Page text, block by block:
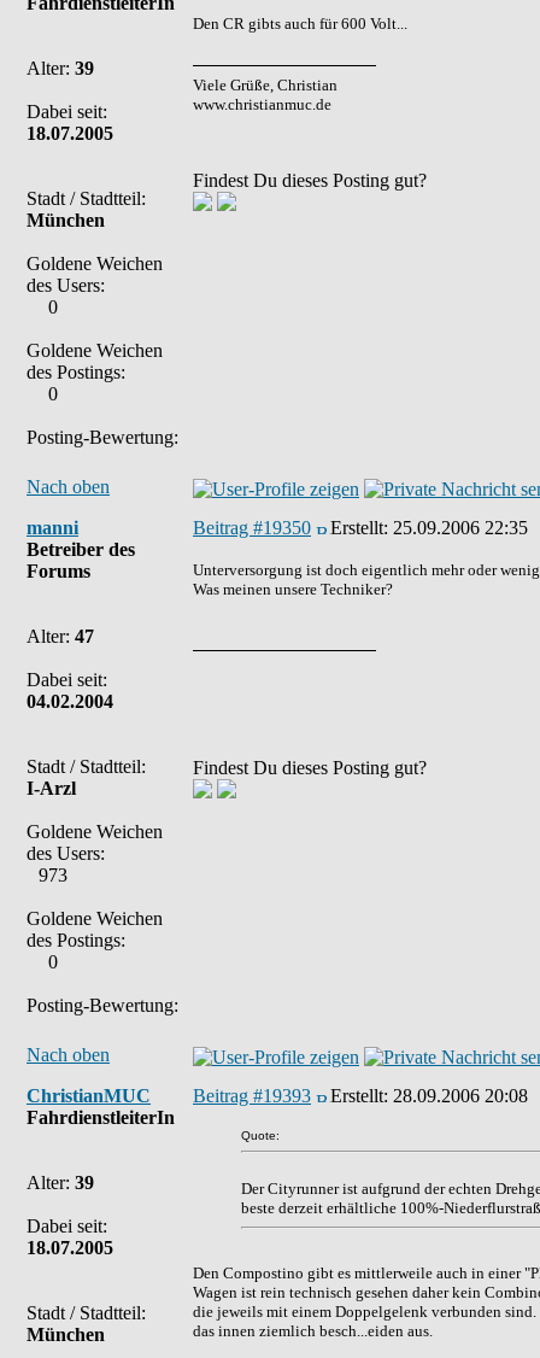
Alter: 39
Dabei seit:
18.07.2005
Stadt / Stadtteil:
München
Goldene Weichen
des Users:
0
Goldene Weichen
des Postings:
0
Posting-Bewertung:
Den CR gibts auch für 600 Volt...
Viele Grüße, Christian
www.christianmuc.de
Findest Du dieses Posting gut?
Nach oben
manni
Betreiber des
Forums
Alter: 47
Dabei seit:
04.02.2004
Stadt / Stadtteil:
I-Arzl
Goldene Weichen
des Users:
973
Goldene Weichen
des Postings:
0
Posting-Bewertung:
Beitrag #19350 Erstellt: 25.09.2006 22:35
Unterversorgung ist doch eigentlich mehr oder
Was meinen unsere Techniker?
Findest Du dieses Posting gut?
Nach oben
ChristianMUC
FahrdienstleiterIn
Alter: 39
Dabei seit:
18.07.2005
Stadt / Stadtteil:
München
Beitrag #19393 Erstellt: 28.09.2006 20:08
Quote:
Der Cityrunner ist aufgrund der echten
beste derzeit erhältliche 100%-
Den Compostino gibt es mittlerweile auch in einer
Wagen ist rein technisch gesehen daher kein
die jeweils mit einem Doppelgelenk verbunden
das innen ziemlich besch...eiden aus.